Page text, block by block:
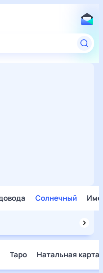
Солнечный
Таро
Натальная карта